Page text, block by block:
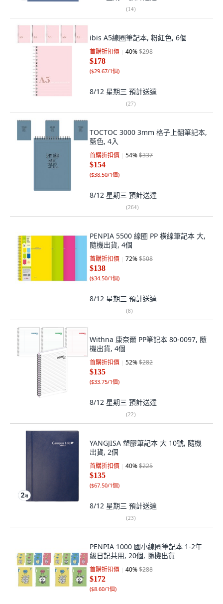
(14)
ibis A5線圈筆記本, 粉紅色, 6個
首購折扣價 40%$298
$178
($29.67/1個)
8/12 星期三 預計送達
(27)
TOCTOC 3000 3mm 格子上翻筆記本,
藍色, 4入
首購折扣價 54%$337
$154
($38.50/1個)
8/12 星期三 預計送達
(264)
PENPIA 5500 線圈 PP 橫線筆記本 大,
隨機出貨, 4個
首購折扣價 72%$508
$138
($34.50/1個)
8/12 星期三 預計送達
(8)
Withna 康奈爾 PP筆記本 80-0097, 隨
機出貨, 4個
首購折扣價 52%$282
$135
($33.75/1個)
8/12 星期三 預計送達
(22)
YANGJISA 塑膠筆記本 大 10號, 隨機
出貨, 2個
首購折扣價 40%$225
$135
($67.50/1個)
8/12 星期三 預計送達
(23)
PENPIA 1000 國小線圈筆記本 1-2年
級日記共用, 20個, 隨機出貨
首購折扣價 40%$288
$172
($8.60/1個)